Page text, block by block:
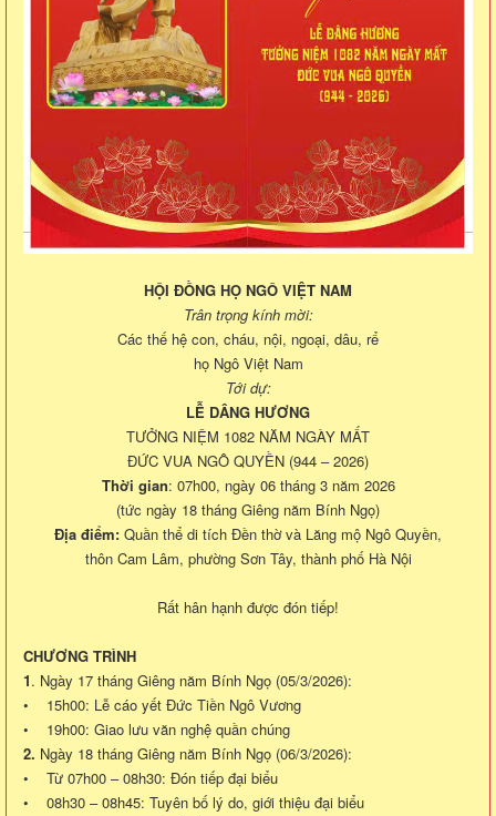
HỘI ĐỒNG HỌ NGÔ VIỆT NAM
Trân trọng kính mời:
Các thế hệ con, cháu, nội, ngoại, dâu, rể
họ Ngô Việt Nam
Tới dự:
LỄ DÂNG HƯƠNG
TƯỞNG NIỆM 1082 NĂM NGÀY MẤT
ĐỨC VUA NGÔ QUYỀN (944 – 2026)
Thời gian: 07h00, ngày 06 tháng 3 năm 2026
(tức ngày 18 tháng Giêng năm Bính Ngọ)
Địa điểm: Quần thể di tích Đền thờ và Lăng mộ Ngô Quyền,
thôn Cam Lâm, phường Sơn Tây, thành phố Hà Nội
Rất hân hạnh được đón tiếp!
CHƯƠNG TRÌNH
1. Ngày 17 tháng Giêng năm Bính Ngọ (05/3/2026):
• 15h00: Lễ cáo yết Đức Tiền Ngô Vương
• 19h00: Giao lưu văn nghệ quần chúng
2. Ngày 18 tháng Giêng năm Bính Ngọ (06/3/2026):
• Từ 07h00 – 08h30: Đón tiếp đại biểu
• 08h30 – 08h45: Tuyên bố lý do, giới thiệu đại biểu